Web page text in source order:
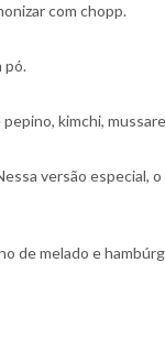
com chopp.
pó.
kimchi,
versão especial,
de melado e